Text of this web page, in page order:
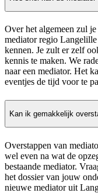
Over het algemeen zul
mediator regio
kennen. Je zult er zelf
kennis te maken. We
naar een mediator. Het
eventjes de tijd voor te
Kan ik gemakkelijk
Overstappen van
wel even na wat de
bestaande mediator.
het dossier van jouw
nieuwe mediator uit